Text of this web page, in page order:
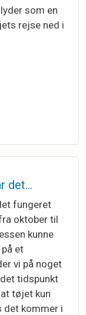
som en
rejse ned i
det…
fungeret
oktober til
kunne
et
vi på noget
tidspunkt
tøjet kun
det kommer i